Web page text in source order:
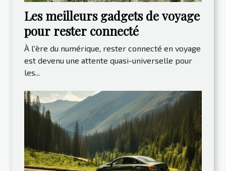
Les meilleurs gadgets de voyage
pour rester connecté
À l'ère du numérique, rester connecté en voyage
est devenu une attente quasi-universelle pour
les...